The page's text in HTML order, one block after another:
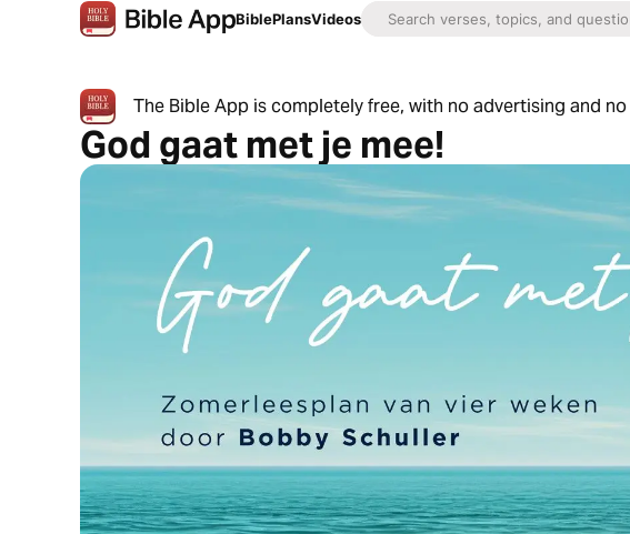
BiblePlansVideos
The Bible App is completely free, with no advertising and
God gaat met je mee!